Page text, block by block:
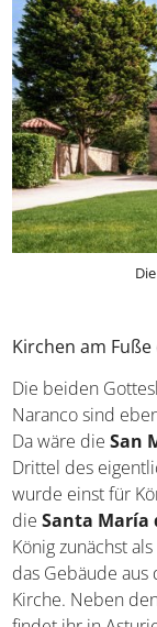
Kirchen am
Die beiden
Naranco sind
Da wäre dieSan
Drittel des
wurde einst für
dieSanta María
König zunächst
das Gebäude
Kirche. Neben